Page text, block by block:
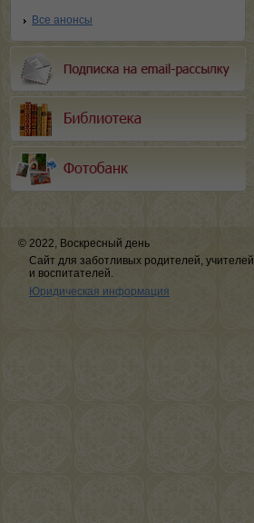
Все анонсы
© 2022, Воскресный день
Сайт для заботливых родителей, учителей
и воспитателей.
Юридическая информация